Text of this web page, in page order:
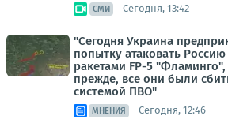
СМИ Сегодня, 13:42
"Сегодня Украина
попытку атаковать
ракетами FP-5
прежде, все они были
системой ПВО"
МНЕНИЯ Сегодня, 12:46